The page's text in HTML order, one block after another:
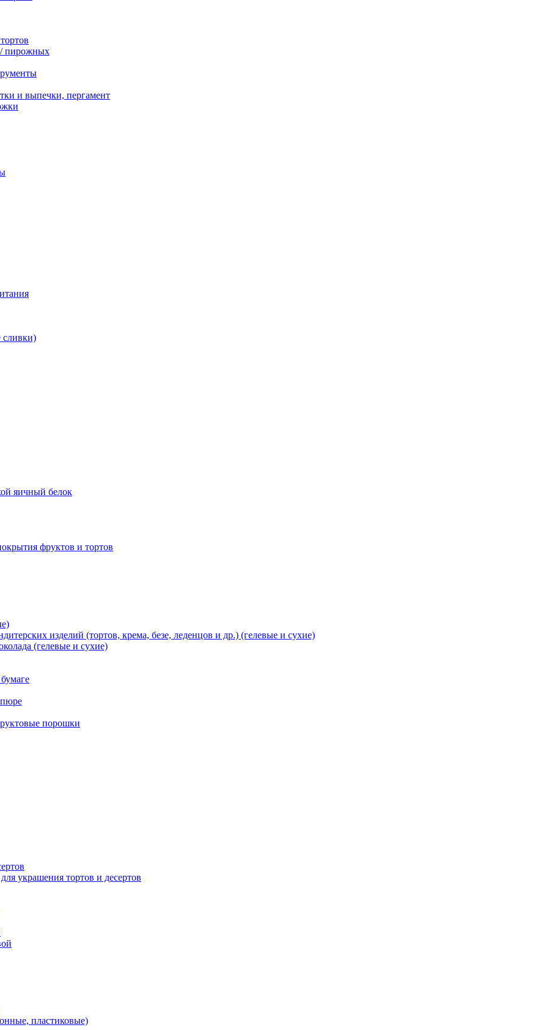
пирожных
и выпечки, пергамент
сливки)
яичный белок
фруктов и тортов
изделий (тортов, крема, безе, леденцов и др.) (гелевые и сухие)
(гелевые и сухие)
порошки
украшения тортов и десертов
пластиковые)